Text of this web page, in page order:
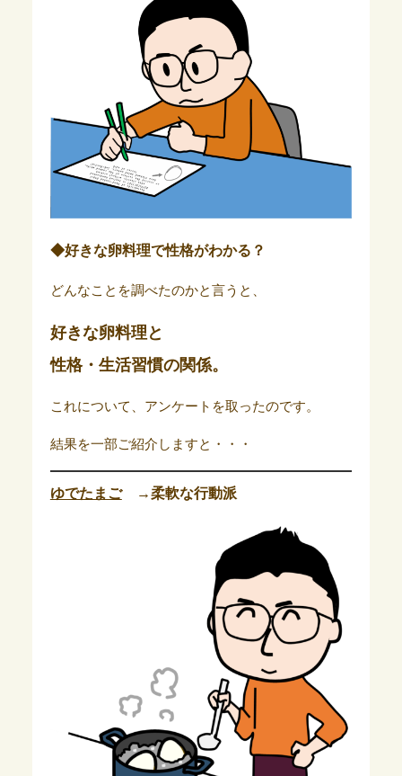
◆好きな卵料理で性格がわかる？
どんなことを調べたのかと言うと、
好きな卵料理と
性格・生活習慣の関係。
これについて、アンケートを取ったのです。
結果を一部ご紹介しますと・・・
ゆでたまご→柔軟な行動派